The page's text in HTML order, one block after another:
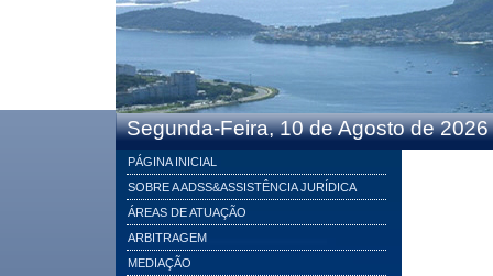
Segunda-Feira, 10 de Agosto de 2026
PÁGINA INICIAL
SOBRE A ADSS&ASSISTÊNCIA JURÍDICA
ÁREAS DE ATUAÇÃO
ARBITRAGEM
MEDIAÇÃO